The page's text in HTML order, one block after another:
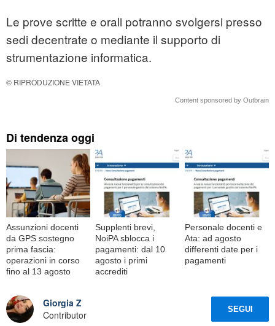
Le prove scritte e orali potranno svolgersi presso
sedi decentrate o mediante il supporto di
strumentazione informatica.
© RIPRODUZIONE VIETATA
Content sponsored by Outbrain
Di tendenza oggi
Assunzioni docenti
da GPS sostegno
prima fascia:
operazioni in corso
fino al 13 agosto
Supplenti brevi,
NoiPA sblocca i
pagamenti: dal 10
agosto i primi
accrediti
Personale docenti e
Ata: ad agosto
differenti date per i
pagamenti
Giorgia Z
Contributor
SEGUI